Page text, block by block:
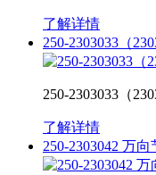
了解详情
250-2303033（
250-2303033（
了解详情
250-2303042 万